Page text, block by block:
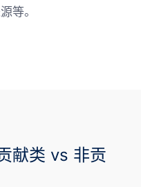
等。
献类 vs 非贡